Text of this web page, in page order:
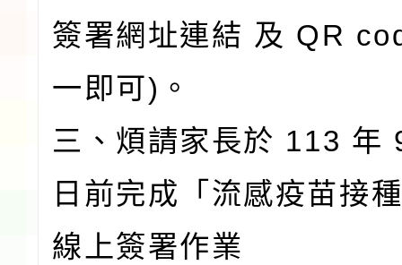
簽署網址連結 及 QR
一即可)。
三、煩請家長於 113 年
日前完成「流感疫苗接
線上簽署作業